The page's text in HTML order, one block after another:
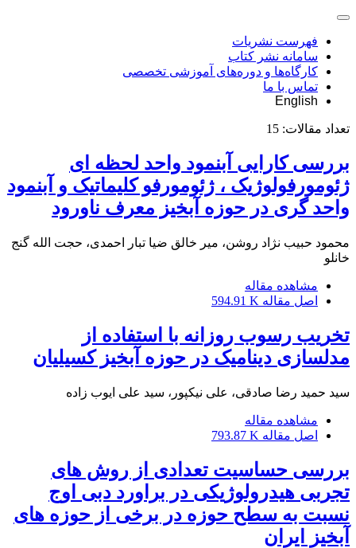
فهرست نشریات
سامانه نشر کتاب
کارگاه‌ها و دوره‌های آموزشی تخصصی
تماس با ما
English
تعداد مقالات: 15
بررسی کارایی آبنمود واحد لحظه ای
ژئومورفولوژیک ، ژئومورفو کلیماتیک و آبنمود
واحد گری در حوزه آبخیز معرف ناورود
محمود حبیب نژاد روشن، میر خالق ضیا تبار احمدی، حجت الله گنج
خانلو
مشاهده مقاله
اصل مقاله 594.91 K
تخریب رسوب روزانه با استفاده از
مدلسازی دینامیک در حوزه آبخیز کسیلیان
سید حمید رضا صادقی، علی نیکپور، سید علی ایوب زاده
مشاهده مقاله
اصل مقاله 793.87 K
بررسی حساسیت تعدادی از روش های
تجربی هیدرولوژیکی در براورد دبی اوج
نسبت به سطح حوزه در برخی از حوزه های
آبخیز ایران